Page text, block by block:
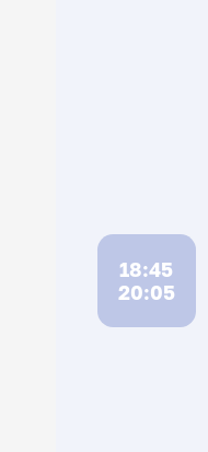
18:45
20:05